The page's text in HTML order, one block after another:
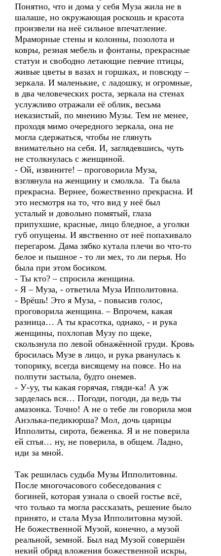
Понятно, что и дома у себя Муза жила не в
шалаше, но окружающая роскошь и красота
произвели на неё сильное впечатление.
Мраморные стены и колонны, позолота и
ковры, резная мебель и фонтаны, прекрасные
статуи и свободно летающие певчие птицы,
живые цветы в вазах и горшках, и повсюду –
зеркала. И маленькие, с ладошку, и огромные,
в два человеческих роста, зеркала на стенах
услужливо отражали её облик, весьма
неказистый, по мнению Музы. Тем не менее,
проходя мимо очередного зеркала, она не
могла сдержаться, чтобы не глянуть
внимательно на себя. И, заглядевшись, чуть
не столкнулась с женщиной.
- Ой, извините! – проговорила Муза,
взглянула на женщину и смолкла. Та была
прекрасна. Вернее, божественно прекрасна. И
это несмотря на то, что вид у неё был
усталый и довольно помятый, глаза
припухшие, красные, лицо бледное, а уголки
губ опущены. И явственно от неё попахивало
перегаром. Дама зябко кутала плечи во что-то
белое и пышное - то ли мех, то ли перья. Но
была при этом босиком.
- Ты кто? – спросила женщина.
- Я – Муза, - ответила Муза Ипполитовна.
- Врёшь! Это я Муза, - повысив голос,
проговорила женщина. – Впрочем, какая
разница… А ты красотка, однако, - и рука
женщины, похлопав Музу по щеке,
скользнула по левой обнажённой груди. Кровь
бросилась Музе в лицо, и рука рванулась к
топорику, всегда висящему на поясе. Но на
полпути застыла, будто онемев.
- У-уу, ты какая горячая, гляди-ка! А уж
зарделась вся… Погоди, погоди, да ведь ты
амазонка. Точно! А не о тебе ли говорила моя
Анэлька-педикюрша? Мол, дочь царицы
Ипполиты, сирота, беженка. Я и не поверила
ей спъя… ну, не поверила, в общем. Ладно,
иди за мной.
Так решилась судьба Музы Ипполитовны.
После многочасового собеседования с
богиней, которая узнала о своей гостье всё,
что только та могла рассказать, решение было
принято, и стала Муза Ипполитовна музой.
Не божественной Музой, конечно, а музой
реальной, земной. Был над Музой совершён
некий обряд вложения божественной искры,